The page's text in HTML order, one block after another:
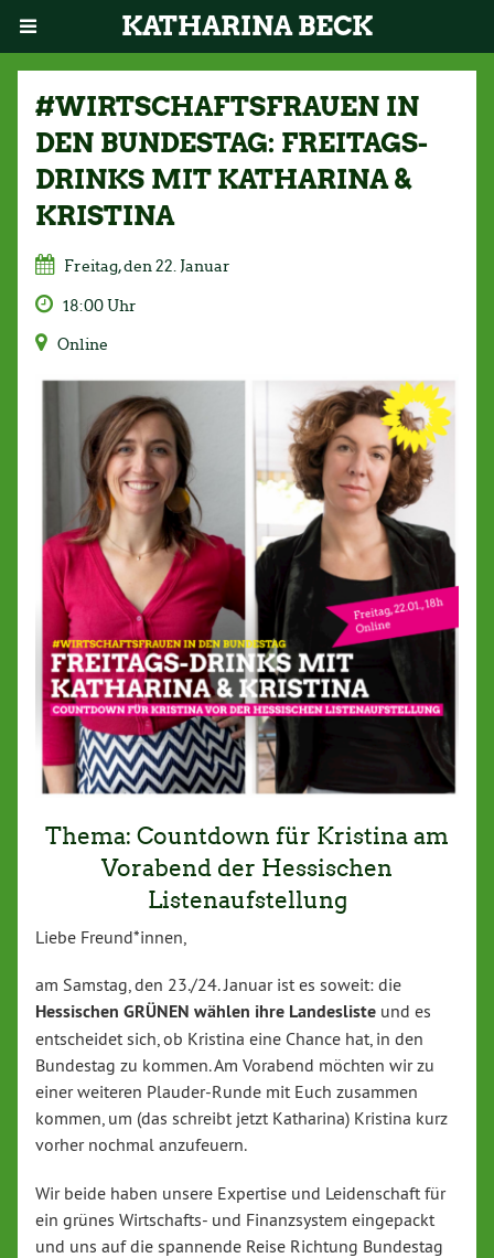
KATHARINA BECK
#WIRTSCHAFTSFRAUEN IN
DEN BUNDESTAG: FREITAGS-
DRINKS MIT KATHARINA &
KRISTINA
Freitag, den 22. Januar
18:00 Uhr
Online
Thema: Countdown für Kristina am
Vorabend der Hessischen
Listenaufstellung
Liebe Freund*innen,
am Samstag, den 23./24. Januar ist es soweit: die
Hessischen GRÜNEN wählen ihre Landesliste und es
entscheidet sich, ob Kristina eine Chance hat, in den
Bundestag zu kommen. Am Vorabend möchten wir zu
einer weiteren Plauder-Runde mit Euch zusammen
kommen, um (das schreibt jetzt Katharina) Kristina kurz
vorher nochmal anzufeuern.
Wir beide haben unsere Expertise und Leidenschaft für
ein grünes Wirtschafts- und Finanzsystem eingepackt
und uns auf die spannende Reise Richtung Bundestag